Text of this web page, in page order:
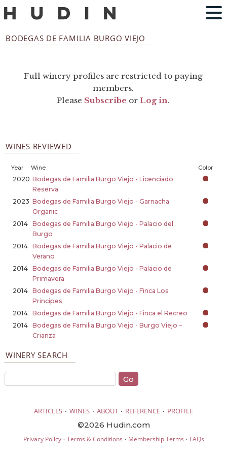
BODEGAS DE FAMILIA BURGO VIEJO
Full winery profiles are restricted to paying
members.
Please Subscribe orLog in.
WINES REVIEWED
Year Wine Color
2020 Bodegas de Familia Burgo Viejo - Licenciado
Reserva
2023 Bodegas de Familia Burgo Viejo - Garnacha
Organic
2014
Bodegas de Familia Burgo Viejo - Palacio del
Burgo
2014
Bodegas de Familia Burgo Viejo - Palacio de
Verano
2014
Bodegas de Familia Burgo Viejo - Palacio de
Primavera
2014
Bodegas de Familia Burgo Viejo - Finca Los
Principes
2014
Bodegas de Familia Burgo Viejo - Finca el Recreo
2014
Bodegas de Familia Burgo Viejo - Burgo Viejo –
Crianza
WINERY SEARCH
ARTICLES · WINES · ABOUT · REFERENCE · PROFILE
©2026 Hudin.com
Privacy Policy· Terms & Conditions · Membership Terms · FAQs